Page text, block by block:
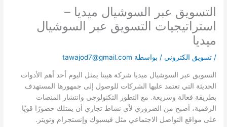
التسويق عبر السوشيال ميديا –
استراتيجيات التسويق عبر السوشيال
ميديا
/تسويق الكتروني / بواسطة tawajod7@gmail.com
التسويق عبر السوشيال ميديا شركة هيبتا يمثل اليوم أحد أهم الأدوات
الحديثة التي تعتمد عليها الشركات للوصول إلى جمهورها المستهدف
بطريقة فعالة وسريعة. مع التطور التكنولوجي وانتشار المنصات
الرقمية، أصبح من الضروري لأي نشاط تجاري أن يمتلك حضورًا قويًا
على مواقع التواصل الاجتماعي مثل فيسبوك وإنستجرام وتويتر.